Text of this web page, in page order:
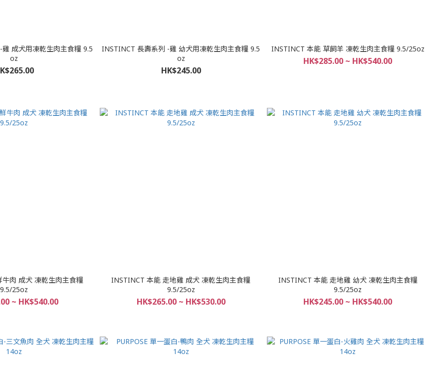
成犬用凍乾生肉主食糧 9.5
oz
INSTINCT 長壽系列 -雞 幼犬用凍乾生肉主食糧 9.5
oz
HK$245.00
INSTINCT 本能 草飼羊 凍乾生肉主食糧 9.5/25oz
HK$285.00 ~ HK$540.00
肉 成犬 凍乾生肉主食糧
9.5/25oz
~ HK$540.00
INSTINCT 本能 走地雞 成犬 凍乾生肉主食糧
9.5/25oz
HK$265.00 ~ HK$530.00
INSTINCT 本能 走地雞 幼犬 凍乾生肉主食糧
9.5/25oz
HK$245.00 ~ HK$540.00